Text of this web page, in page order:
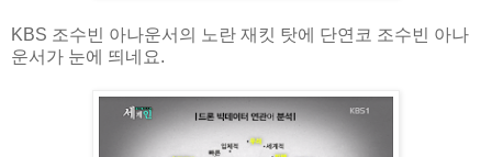
KBS 조수빈 아나운서의 노란 재킷 탓에 단연코 조수빈 아나
운서가 눈에 띄네요.